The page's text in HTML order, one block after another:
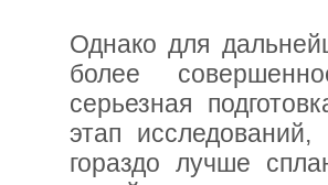
Однако для
более
серьезная
этап
гораздо лучше